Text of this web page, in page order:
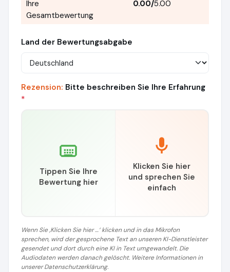
Ihre
Gesamtbewertung
0.00/5.00
Land der Bewertungsabgabe
Rezension: Bitte beschreiben Sie Ihre Erfahrung
*
Tippen Sie Ihre
Bewertung hier
Klicken Sie hier
und sprechen Sie
einfach
Wenn Sie ‚Klicken Sie hier …‘ klicken und in das Mikrofon
sprechen, wird der gesprochene Text an unseren KI-Dienstleister
gesendet und dort durch eine KI in Text umgewandelt. Die
Audiodaten werden danach gelöscht. Weitere Informationen in
unserer Datenschutzerklärung.